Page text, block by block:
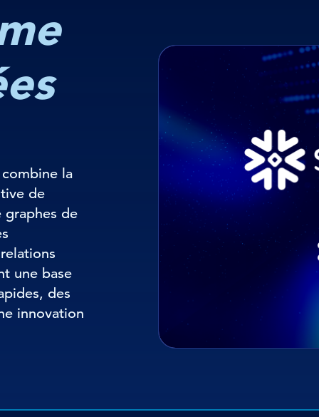
combine la
de
de
une base
des
innovation